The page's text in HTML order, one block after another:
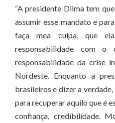
“A presidente Dilma tem
assumir esse mandato e
faça mea culpa, que
responsabilidade com
responsabilidade da crise
Nordeste. Enquanto a
brasileiros e dizer a
para recuperar aquilo que é
confiança, credibilidade.